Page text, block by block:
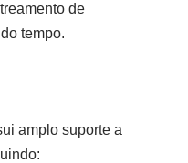
de
tempo.
amplo suporte a